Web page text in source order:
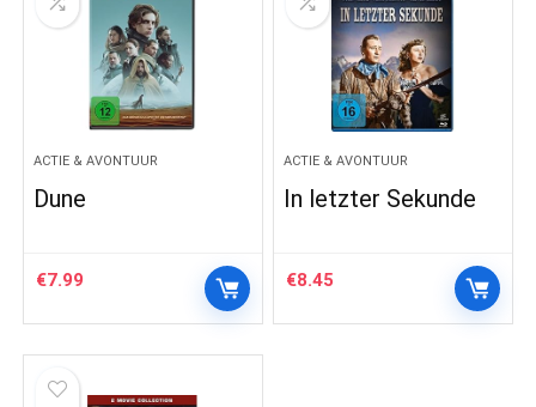
ACTIE & AVONTUUR
Dune
€7.99
ACTIE & AVONTUUR
In letzter Sekunde
€8.45